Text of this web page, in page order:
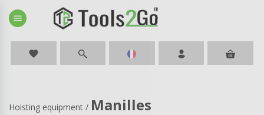
menu
favorite
Hoisting equipment / Manilles